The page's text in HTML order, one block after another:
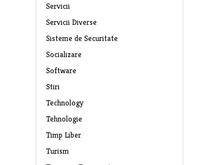
Servicii
Servicii Diverse
Sisteme de Securitate
Socializare
Software
Stiri
Technology
Tehnologie
Timp Liber
Turism